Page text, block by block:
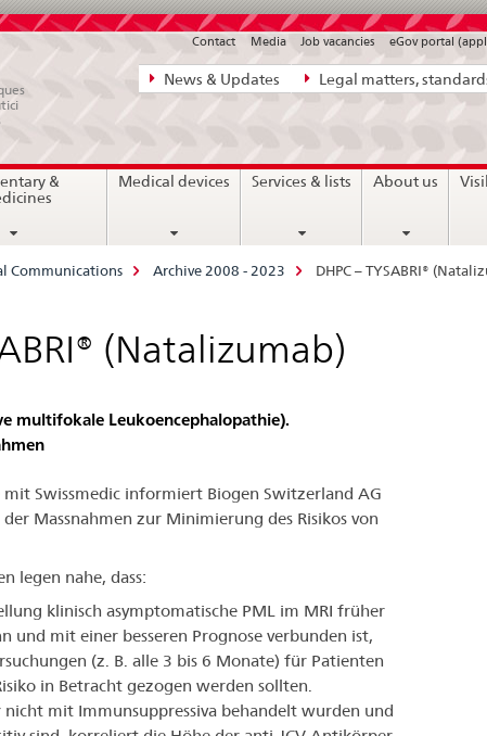
Direct
navigation:
legal
matters,
News & Updates Legal matters,
Contact Media Job vacancies eGov portal
&
Medical devices Services & lists About us
Communications Archive 2008 - 2023 DHPC – TYSABRI®
(Natalizumab)
multifokale Leukoencephalopathie).
mit Swissmedic informiert Biogen Switzerland AG
Massnahmen zur Minimierung des Risikos von
legen nahe, dass:
klinisch asymptomatische PML im MRI früher
und mit einer besseren Prognose verbunden ist,
(z. B. alle 3 bis 6 Monate) für Patienten
in Betracht gezogen werden sollten.
nicht mit Immunsuppressiva behandelt wurden und